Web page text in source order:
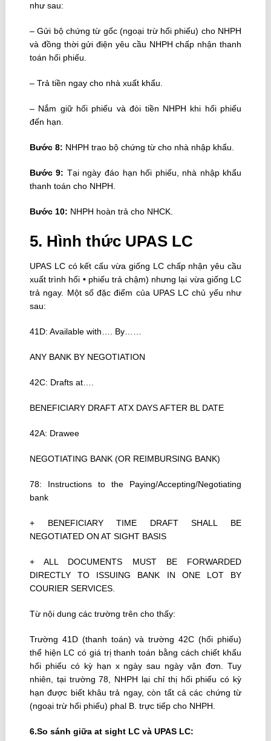
như sau:
– Gửi bộ chứng từ gốc (ngoại trừ hối phiếu) cho NHPH
và đồng thời gửi điện yêu cầu NHPH chấp nhận thanh
toán hối phiếu.
– Trả tiền ngay cho nhà xuất khẩu.
– Nắm giữ hối phiếu và đòi tiền NHPH khi hối phiếu
đến hạn.
Bước 8: NHPH trao bộ chứng từ cho nhà nhập khẩu.
Bước 9: Tại ngày đáo hạn hối phiếu, nhà nhập khẩu
thanh toán cho NHPH.
Bước 10: NHPH hoàn trả cho NHCK.
5. Hình thức UPAS LC
UPAS LC có kết cấu vừa giống LC chấp nhận yêu cầu
xuất trình hối • phiếu trả chậm) nhưng lại vừa giống LC
trả ngay. Một số đặc điểm của UPAS LC chủ yếu như
sau:
41D: Available with…. By……
ANY BANK BY NEGOTIATION
42C: Drafts at….
BENEFICIARY DRAFT ATX DAYS AFTER BL DATE
42A: Drawee
NEGOTIATING BANK (OR REIMBURSING BANK)
78: Instructions to the Paying/Accepting/Negotiating
bank
+ BENEFICIARY TIME DRAFT SHALL BE
NEGOTIATED ON AT SIGHT BASIS
+ ALL DOCUMENTS MUST BE FORWARDED
DIRECTLY TO ISSUING BANK IN ONE LOT BY
COURIER SERVICES.
Từ nội dung các trường trên cho thấy:
Trường 41D (thanh toán) và trường 42C (hối phiếu)
thể hiện LC có giá trị thanh toán bằng cách chiết khấu
hối phiếu có kỳ hạn x ngày sau ngày vận đơn. Tuy
nhiên, tại trường 78, NHPH lại chỉ thị hối phiếu có kỳ
hạn được biết khâu trả ngay, còn tất cả các chứng từ
(ngoại trừ hối phiếu) phal B. trực tiếp cho NHPH.
6.So sánh giữa at sight LC và UPAS LC: